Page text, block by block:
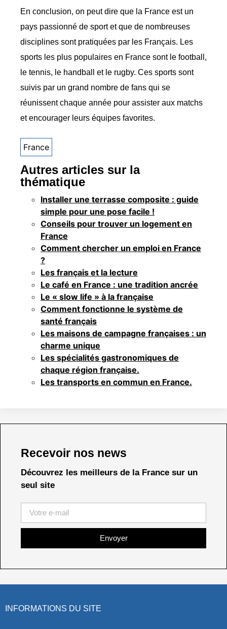
En conclusion, on peut dire que la France est un
pays passionné de sport et que de nombreuses
disciplines sont pratiquées par les Français. Les
sports les plus populaires en France sont le football,
le tennis, le handball et le rugby. Ces sports sont
suivis par un grand nombre de fans qui se
réunissent chaque année pour assister aux matchs
et encourager leurs équipes favorites.
France
Autres articles sur la
thématique
Installer une terrasse composite : guide
simple pour une pose facile !
Conseils pour trouver un logement en
France
Comment chercher un emploi en France
?
Les français et la lecture
Le café en France : une tradition ancrée
Le « slow life » à la française
Comment fonctionne le système de
santé français
Les maisons de campagne françaises : un
charme unique
Les spécialités gastronomiques de
chaque région française.
Les transports en commun en France.
Recevoir nos news
Découvrez les meilleurs de la France sur un
seul site
Envoyer
INFORMATIONS DU SITE